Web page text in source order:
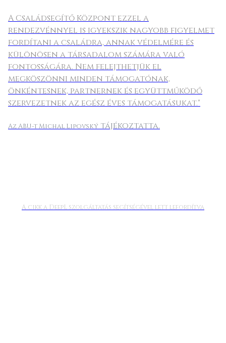
A Családsegítő Központ ezzel a
rendezvénnyel is igyekszik nagyobb figyelmet
fordítani a családra, annak védelmére és
különösen a társadalom számára való
fontosságára. Nem felejthetjük el
megköszönni minden támogatónak,
önkéntesnek, partnernek és együttműködő
szervezetnek az egész éves támogatásukat."
Az ABU-t Michal Lipovský tájékoztatta.
A cikk a DeepL szolgáltatás segítségével lett lefordítva